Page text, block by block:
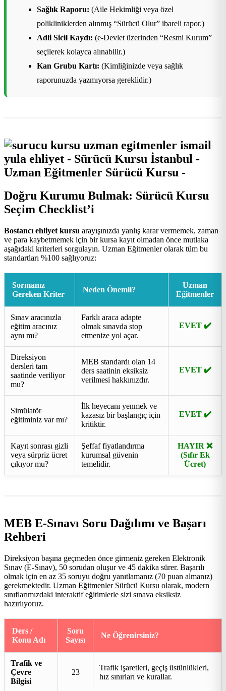
Sağlık Raporu: (Aile Hekimliği veya özel
polikliniklerden alınmış “Sürücü Olur” ibareli rapor.)
Adli Sicil Kaydı: (e-Devlet üzerinden “Resmi Kurum”
seçilerek kolayca alınabilir.)
Kan Grubu Kartı: (Kimliğinizde veya sağlık
raporunuzda yazmıyorsa gereklidir.)
Doğru Kurumu Bulmak: Sürücü Kursu
Seçim Checklist’i
Bostancı ehliyet kursu arayışınızda yanlış karar vermemek, zaman
ve para kaybetmemek için bir kursa kayıt olmadan önce mutlaka
aşağıdaki kriterleri sorgulayın. Uzman Eğitmenler olarak tüm bu
standartları %100 sağlıyoruz:
Sormanız
Gereken Kriter
Neden Önemli?
Uzman
Eğitmenler
Sınav aracınızla
eğitim aracınız
aynı mı?
Farklı araca adapte
olmak sınavda stop
etmenize yol açar.
EVET ✔️
Direksiyon
dersleri tam
saatinde veriliyor
mu?
MEB standardı olan 14
ders saatinin eksiksiz
verilmesi hakkınızdır.
EVET ✔️
Simülatör
eğitiminiz var mı?
İlk heyecanı yenmek ve
kazasız bir başlangıç için
kritiktir.
EVET ✔️
Kayıt sonrası gizli
veya sürpriz ücret
çıkıyor mu?
Şeffaf fiyatlandırma
kurumsal güvenin
temelidir.
HAYIR ❌
(Sıfır Ek
Ücret)
MEB E-Sınavı Soru Dağılımı ve Başarı
Rehberi
Direksiyon başına geçmeden önce girmeniz gereken Elektronik
Sınav (E-Sınav), 50 sorudan oluşur ve 45 dakika sürer. Başarılı
olmak için en az 35 soruyu doğru yanıtlamanız (70 puan almanız)
gerekmektedir. Uzman Eğitmenler Sürücü Kursu olarak, modern
sınıflarımızdaki interaktif eğitimlerle sizi sınava eksiksiz
hazırlıyoruz.
Ders /
Konu Adı
Soru
Sayısı
Ne Öğrenirsiniz?
Trafik ve
Çevre
Bilgisi
23
Trafik işaretleri, geçiş üstünlükleri,
hız sınırları ve kurallar.